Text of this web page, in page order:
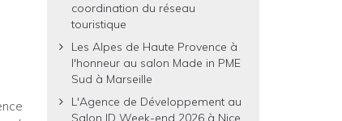
coordination du réseau
touristique
Les Alpes de Haute Provence à
l'honneur au salon Made in PME
Sud à Marseille
L'Agence de Développement au
Salon ID Week-end 2026 à Nice